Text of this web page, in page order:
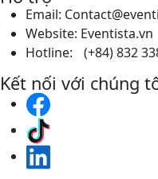
Email:
Website: Eventista.vn
Hotline: (+84) 832
Kết nối với chúng